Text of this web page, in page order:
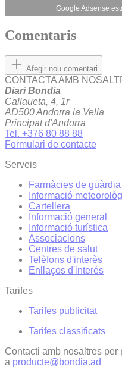
Google Adsense
Comentaris
Afegir nou comentari
CONTACTA AMB
Diari Bondia
Callaueta, 4, 1r
AD500 Andorra la Vella
Principat d'Andorra
Tel. +376 80 88 88
Formulari de contacte
Serveis
Farmàcies de guàrdia
Informació
Cartellera
Informació general
Informació turística
Associacions
Centres de salut
Telèfons d'interès
Enllaços d'interés
Tarifes
Tarifes publicitat
Tarifes classificats
Contacti amb nosaltres
a producte@bondia.ad